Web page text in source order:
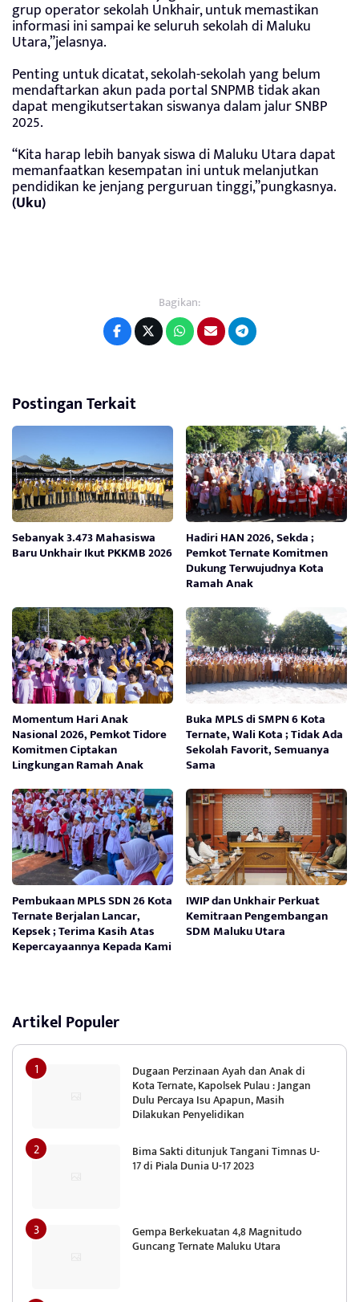
grup operator sekolah Unkhair, untuk memastikan
informasi ini sampai ke seluruh sekolah di Maluku
Utara,”jelasnya.
Penting untuk dicatat, sekolah-sekolah yang belum
mendaftarkan akun pada portal SNPMB tidak akan
dapat mengikutsertakan siswanya dalam jalur SNBP
2025.
“Kita harap lebih banyak siswa di Maluku Utara dapat
memanfaatkan kesempatan ini untuk melanjutkan
pendidikan ke jenjang perguruan tinggi,”pungkasnya.
(Uku)
Bagikan:
Postingan Terkait
Sebanyak 3.473 Mahasiswa
Baru Unkhair Ikut PKKMB 2026
Hadiri HAN 2026, Sekda ;
Pemkot Ternate Komitmen
Dukung Terwujudnya Kota
Ramah Anak
Momentum Hari Anak
Nasional 2026, Pemkot Tidore
Komitmen Ciptakan
Lingkungan Ramah Anak
Buka MPLS di SMPN 6 Kota
Ternate, Wali Kota ; Tidak Ada
Sekolah Favorit, Semuanya
Sama
Pembukaan MPLS SDN 26 Kota
Ternate Berjalan Lancar,
Kepsek ; Terima Kasih Atas
Kepercayaannya Kepada Kami
IWIP dan Unkhair Perkuat
Kemitraan Pengembangan
SDM Maluku Utara
Artikel Populer
Dugaan Perzinaan Ayah dan Anak di
Kota Ternate, Kapolsek Pulau : Jangan
Dulu Percaya Isu Apapun, Masih
Dilakukan Penyelidikan
Bima Sakti ditunjuk Tangani Timnas U-
17 di Piala Dunia U-17 2023
Gempa Berkekuatan 4,8 Magnitudo
Guncang Ternate Maluku Utara